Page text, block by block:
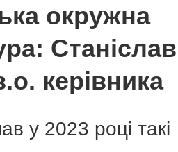
окружна
Станіслав
керівника
у 2023 році такі